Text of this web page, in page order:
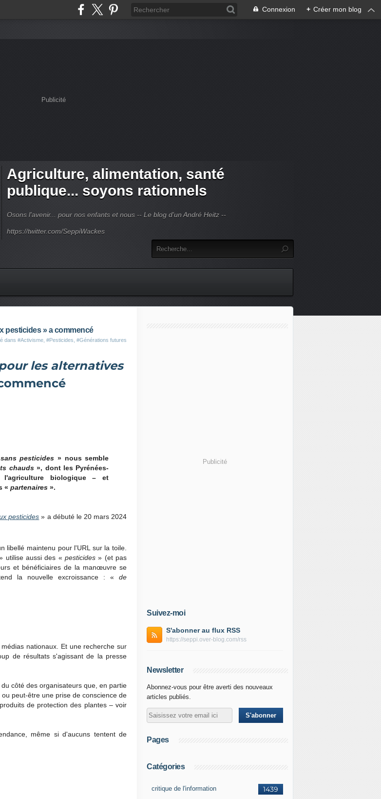
Connexion + Créer mon blog
Publicité
Agriculture, alimentation, santé
publique... soyons rationnels
Osons l'avenir... pour nos enfants et nous -- Le blog d'un André Heitz --
https://twitter.com/SeppiWackes
pesticides » a commencé
dans #Activisme #Pesticides #Générations futures
les alternatives
pesticides » nous semble
chauds», dont les Pyrénées-
biologique – et
« partenaires ».
pesticides » a débuté le 20 mars 2024
libellé maintenu pour l'URL sur la toile.
utilise aussi des « pesticides» (et pas
et bénéficiaires de la manœuvre se
la nouvelle excroissance : « de
nationaux. Et une recherche sur
de résultats s'agissant de la presse
côté des organisateurs que, en partie
peut-être une prise de conscience de
de protection des plantes – voir
même si d'aucuns tentent de
Publicité
Suivez-moi
S'abonner au flux RSS
https://seppi.over-blog.com/rss
Newsletter
Abonnez-vous pour être averti des nouveaux
articles publiés.
Pages
Catégories
1439
critique de l'information